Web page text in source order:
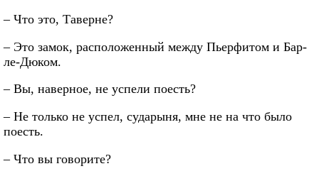
– Что это, Таверне?
– Это замок, расположенный между Пьерфитом и Бар-
ле-Дюком.
– Вы, наверное, не успели поесть?
– Не только не успел, сударыня, мне не на что было
поесть.
– Что вы говорите?